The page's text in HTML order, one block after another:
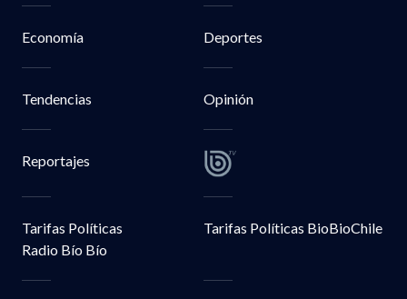
Economía Deportes
Tendencias Opinión
Reportajes
Tarifas Políticas
Radio Bío Bío
Tarifas Políticas BioBioChile